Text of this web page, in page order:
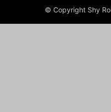
© Copyright Shy